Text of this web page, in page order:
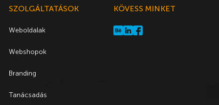
SZOLGÁLTATÁSOK
Weboldalak
Webshopok
Branding
Tanácsadás
KÖVESS MINKET